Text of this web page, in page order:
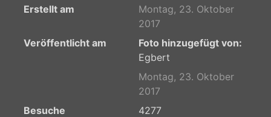
Erstellt am
Montag, 23. Oktober
2017
Veröffentlicht am
Foto hinzugefügt von:
Egbert
Montag, 23. Oktober
2017
Besuche
4277